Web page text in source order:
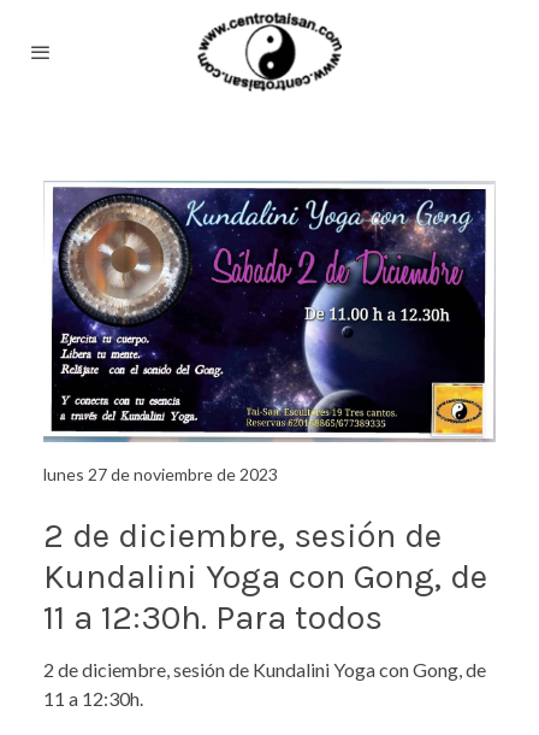
lunes 27 de noviembre de 2023
2 de diciembre, sesión de
Kundalini Yoga con Gong, de
11 a 12:30h. Para todos
2 de diciembre, sesión de Kundalini Yoga con Gong, de
11 a 12:30h.